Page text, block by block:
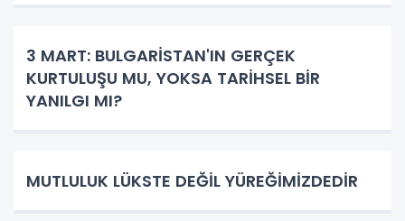
3 MART: BULGARİSTAN'IN GERÇEK
KURTULUŞU MU, YOKSA TARİHSEL BİR
YANILGI MI?
MUTLULUK LÜKSTE DEĞİL YÜREĞİMİZDEDİR